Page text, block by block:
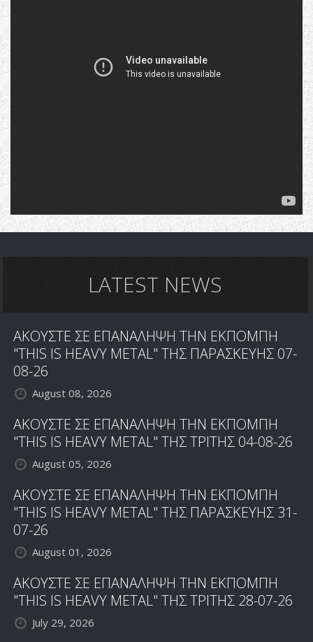
LATEST NEWS
ΑΚΟΥΣΤΕ ΣΕ ΕΠΑΝΑΛΗΨΗ ΤΗΝ ΕΚΠΟΜΠΗ
"THIS IS HEAVY METAL" ΤΗΣ ΠΑΡΑΣΚΕΥΗΣ 07-
08-26
August 08, 2026
ΑΚΟΥΣΤΕ ΣΕ ΕΠΑΝΑΛΗΨΗ ΤΗΝ ΕΚΠΟΜΠΗ
"THIS IS HEAVY METAL" ΤΗΣ ΤΡΙΤΗΣ 04-08-26
August 05, 2026
ΑΚΟΥΣΤΕ ΣΕ ΕΠΑΝΑΛΗΨΗ ΤΗΝ ΕΚΠΟΜΠΗ
"THIS IS HEAVY METAL" ΤΗΣ ΠΑΡΑΣΚΕΥΗΣ 31-
07-26
August 01, 2026
ΑΚΟΥΣΤΕ ΣΕ ΕΠΑΝΑΛΗΨΗ ΤΗΝ ΕΚΠΟΜΠΗ
"THIS IS HEAVY METAL" ΤΗΣ ΤΡΙΤΗΣ 28-07-26
July 29, 2026